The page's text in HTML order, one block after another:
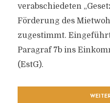
verabschiedeten
Förderung des
zugestimmt.
Paragraf 7b ins
(EstG).